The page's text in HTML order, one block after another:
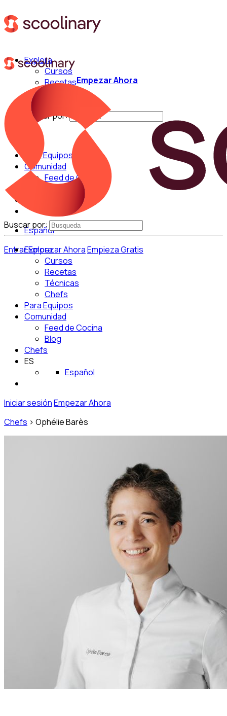
Explora
Cursos
Recetas
Buscar por:
Para Equipos
Comunidad
Feed de Cocina
Español
EntrarEmpezar AhoraEmpieza Gratis
Empezar Ahora
Buscar por:
Explora
Cursos
Recetas
Técnicas
Chefs
Para Equipos
Comunidad
Feed de Cocina
Blog
Chefs
ES
Español
Iniciar sesiónEmpezar Ahora
Chefs > Ophélie Barès